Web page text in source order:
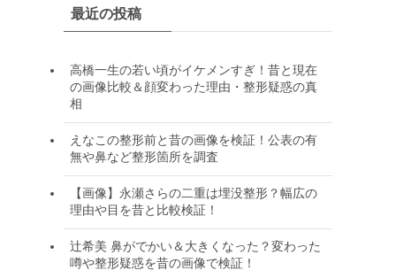
最近の投稿
高橋一生の若い頃がイケメンすぎ！昔と現在
の画像比較＆顔変わった理由・整形疑惑の真
相
えなこの整形前と昔の画像を検証！公表の有
無や鼻など整形箇所を調査
【画像】永瀬さらの二重は埋没整形？幅広の
理由や目を昔と比較検証！
辻希美 鼻がでかい＆大きくなった？変わった
噂や整形疑惑を昔の画像で検証！